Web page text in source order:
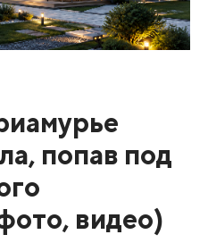
попав под
видео)